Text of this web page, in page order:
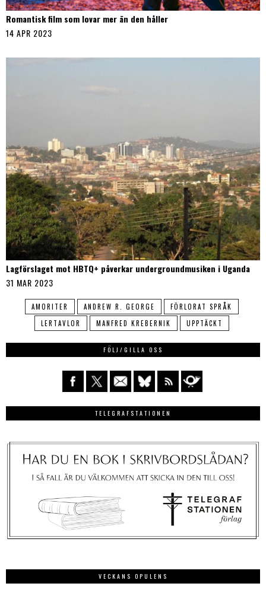
Romantisk film som lovar mer än den håller
14 APR 2023
Lagförslaget mot HBTQ+ påverkar undergroundmusiken i Uganda
31 MAR 2023
AMORITER ANDREW R. GEORGE
FÖRLORAT SPRÅK
LERTAVLOR
MANFRED KREBERNIK UPPTÄCKT
FÖLJ/GILLA OSS
TELEGRAFSTATIONEN
VECKANS OPULENS